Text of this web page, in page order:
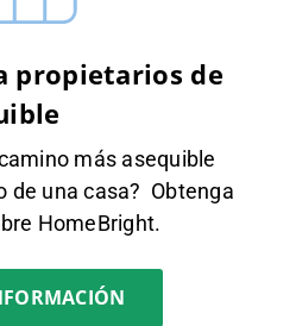
propietarios de
más asequible
de una casa? Obtenga
HomeBright.